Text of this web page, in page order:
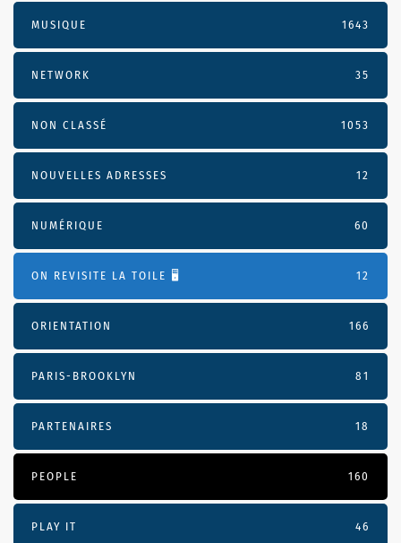
MUSIQUE 1643
NETWORK 35
NON CLASSÉ 1053
NOUVELLES ADRESSES 12
NUMÉRIQUE 60
ON REVISITE LA TOILE 🖥️ 12
ORIENTATION 166
PARIS-BROOKLYN 81
PARTENAIRES 18
PEOPLE 160
PLAY IT 46